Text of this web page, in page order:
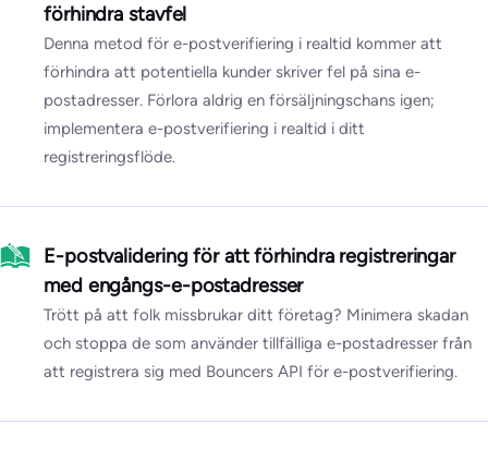
förhindra stavfel
Denna metod för e-postverifiering i realtid kommer att
förhindra att potentiella kunder skriver fel på sina e-
postadresser. Förlora aldrig en försäljningschans igen;
implementera e-postverifiering i realtid i ditt
registreringsflöde.
E-postvalidering för att förhindra registreringar
med engångs-e-postadresser
Trött på att folk missbrukar ditt företag? Minimera skadan
och stoppa de som använder tillfälliga e-postadresser från
att registrera sig med Bouncers API för e-postverifiering.